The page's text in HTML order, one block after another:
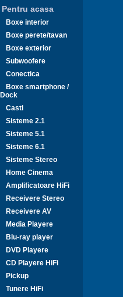
Pentru acasa
Boxe interior
Boxe perete/tavan
Boxe exterior
Subwoofere
Conectica
Boxe smartphone /
Dock
Casti
Sisteme 2.1
Sisteme 5.1
Sisteme 6.1
Sisteme Stereo
Home Cinema
Amplificatoare HiFi
Receivere Stereo
Receivere AV
Media Playere
Blu-ray player
DVD Playere
CD Playere HiFi
Pickup
Tunere HiFi